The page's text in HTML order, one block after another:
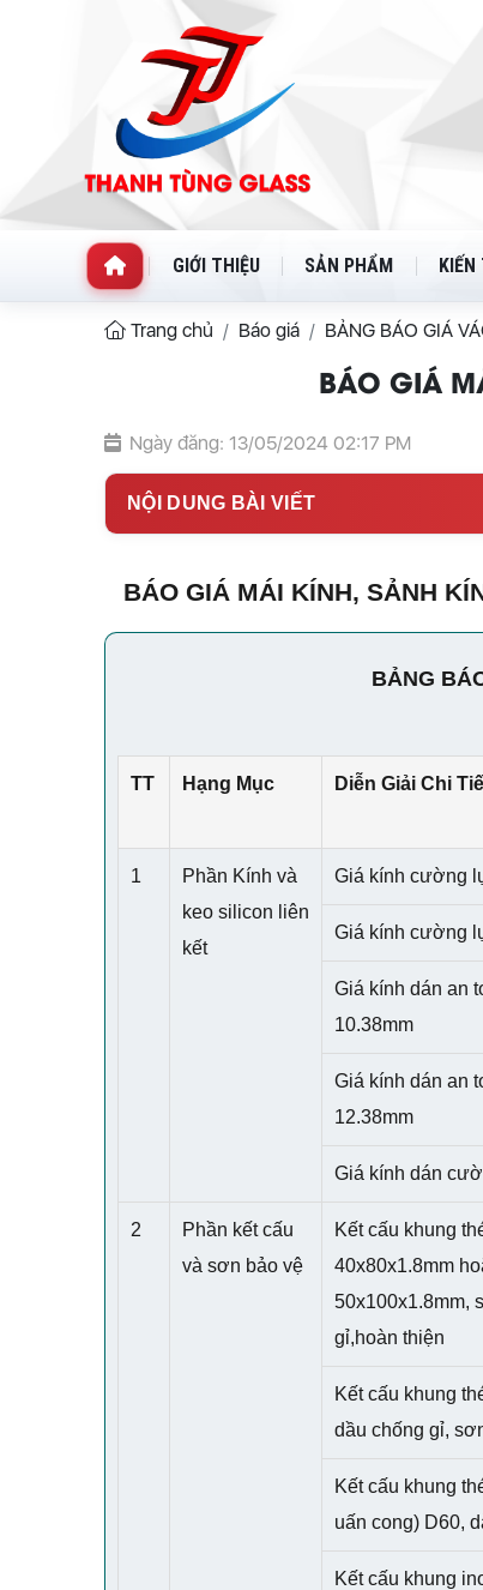
GIỚI THIỆU SẢN PHẨM KIẾN
Trang chủ Báo giá BẢNG BÁO GIÁ
BÁO GIÁ
Ngày đăng: 13/05/2024 02:17 PM
NỘI DUNG BÀI VIẾT
BÁO GIÁ MÁI KÍNH, SẢNH
BẢNG
TT Hạng Mục Diễn Giải Chi
1
Phần Kính và
keo silicon liên
kết
Giá kính cường
Giá kính cường
Giá kính dán an
10.38mm
Giá kính dán an
12.38mm
Giá kính dán
2
Phần kết cấu
và sơn bảo vệ
Kết cấu khung
40x80x1.8mm
50x100x1.8mm,
gỉ,hoàn thiện
Kết cấu khung
dầu chống gỉ,
Kết cấu khung
uấn cong) D60,
Kết cấu khung